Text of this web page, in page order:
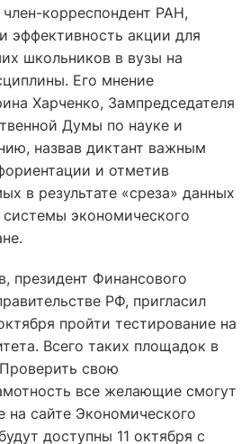
корреспондент РАН,
эффективность акции для
школьников в вузы на
Его мнение
Харченко, Зампредседателя
Думы по науке и
назвав диктант важным
и отметив
в результате «среза» данных
экономического
президент Финансового
РФ, пригласил
пройти тестирование на
Всего таких площадок в
свою
все желающие смогут
на сайте Экономического
доступны 11 октября с